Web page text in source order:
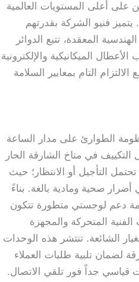
على أعلى المستويات العالمية
يتميز فنيو الشركة بقدرتهم
المعقدة، تتبع الدوائر
الميكانيكية والإلكترونية
التام بمعايير السلامة
الطوارئ على مدار الساعة
في مناخ الشارقة الحار
التأجيل أو الانتظار؛ حيث
صحية ومادية بالغة. بناءً
دعم لوجستي متطورة تتكون
المتحركة والمجهزة
الشائعة. تنتشر هذه الوحدات
لضمان تلبية طلبات العملاء
قياسي جداً فور تلقي الاتصال.